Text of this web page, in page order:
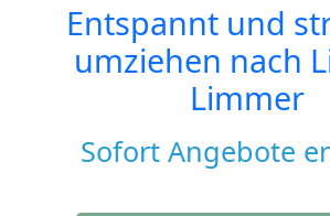
Entspannt und
umziehen nach
Limmer
Sofort Angebote